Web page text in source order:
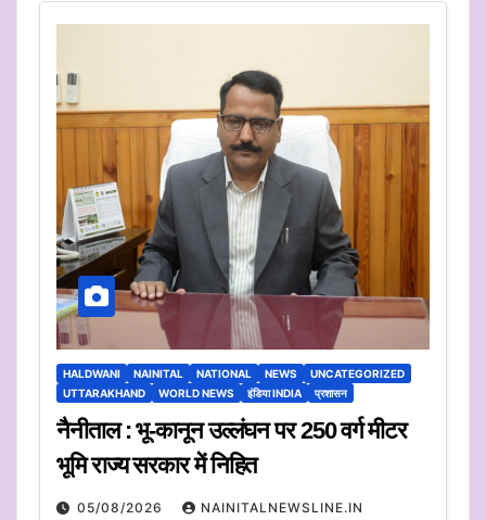
HALDWANI NAINITAL NATIONAL NEWS
UNCATEGORIZED
UTTARAKHAND
WORLD NEWS इंडिया INDIA प्रशासन
नैनीताल : भू-कानून उल्लंघन पर 250 वर्ग मीटर
भूमि राज्य सरकार में निहित
05/08/2026 NAINITALNEWSLINE.IN